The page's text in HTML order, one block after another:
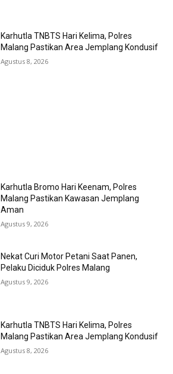
Karhutla TNBTS Hari Kelima, Polres
Malang Pastikan Area Jemplang Kondusif
Agustus 8, 2026
Karhutla Bromo Hari Keenam, Polres
Malang Pastikan Kawasan Jemplang
Aman
Agustus 9, 2026
Nekat Curi Motor Petani Saat Panen,
Pelaku Diciduk Polres Malang
Agustus 9, 2026
Karhutla TNBTS Hari Kelima, Polres
Malang Pastikan Area Jemplang Kondusif
Agustus 8, 2026